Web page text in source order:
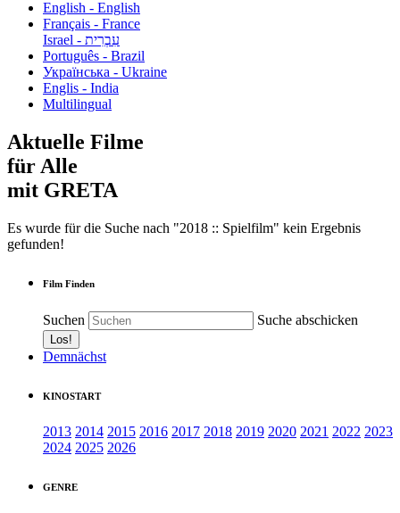
English - English
Français - France
עִבְרִית - Israel
Português - Brazil
Українська - Ukraine
Englis - India
Multilingual
Aktuelle Filme
für Alle
mit GRETA
Es wurde für die Suche nach "2018 :: Spielfilm" kein Ergebnis
gefunden!
Film Finden
Suchen Suche abschicken
Demnächst
KINOSTART
2013 2014 2015 2016 2017 2018 2019 2020 2021 2022 2023
2024 2025 2026
GENRE